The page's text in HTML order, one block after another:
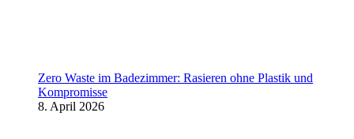
Zero Waste im Badezimmer: Rasieren ohne Plastik und
Kompromisse
8. April 2026